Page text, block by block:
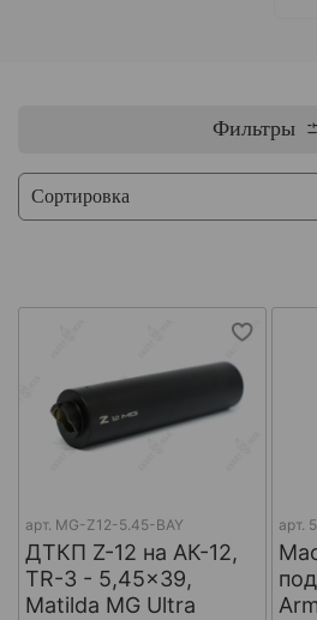
Фильтры
арт. MG-Z12-5.45-BAY
ДТКП Z-12 на АК-12,
TR-3 - 5,45x39,
Matilda MG Ultra
арт.